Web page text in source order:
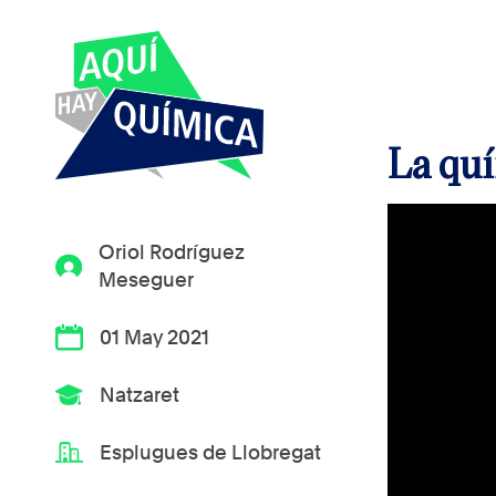
Oriol Rodríguez
Meseguer
01 May 2021
Natzaret
Esplugues de Llobregat
La